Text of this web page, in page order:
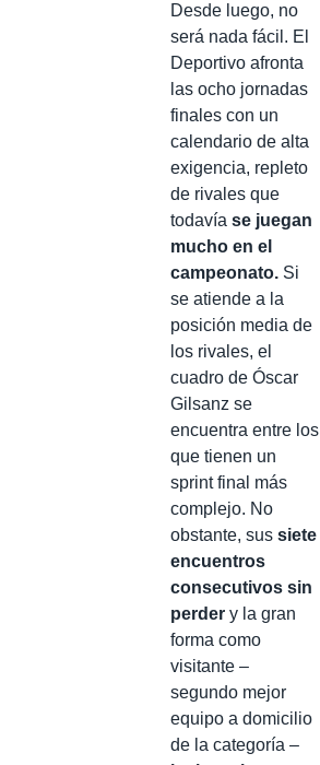
Desde luego, no
será nada fácil. El
Deportivo afronta
las ocho jornadas
finales con un
calendario de alta
exigencia, repleto
de rivales que
todavía se juegan
mucho en el
campeonato. Si
se atiende a la
posición media de
los rivales, el
cuadro de Óscar
Gilsanz se
encuentra entre los
que tienen un
sprint final más
complejo. No
obstante, sus siete
encuentros
consecutivos sin
perder y la gran
forma como
visitante –
segundo mejor
equipo a domicilio
de la categoría –